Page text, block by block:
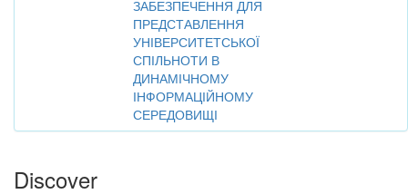
ЗАБЕЗПЕЧЕННЯ ДЛЯ
ПРЕДСТАВЛЕННЯ
УНІВЕРСИТЕТСЬКОЇ
СПІЛЬНОТИ В
ДИНАМІЧНОМУ
ІНФОРМАЦІЙНОМУ
СЕРЕДОВИЩІ
Discover